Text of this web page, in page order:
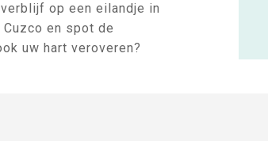
op een eilandje in
en spot de
uw hart veroveren?